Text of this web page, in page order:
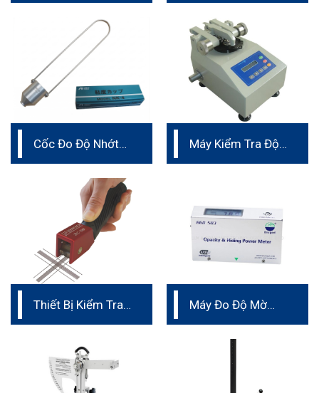
Cốc Đo Độ Nhớt
Máy Kiểm Tra Độ
Thiết Bị Kiểm Tra
Máy Đo Độ Mờ